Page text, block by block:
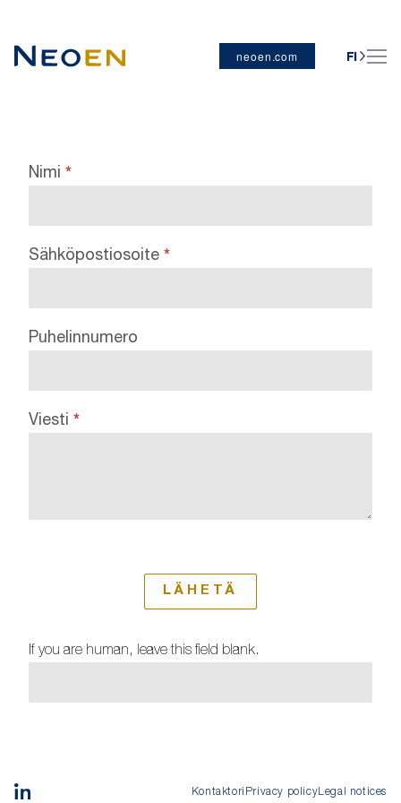
neoen.com FI
Contact
Nimi*
Sähköpostiosoite*
Puhelinnumero
Viesti*
LÄHETÄ
If you are human, leave this field blank.
Kontaktori Privacy policyLegal notices